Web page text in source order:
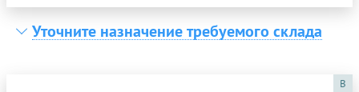
Уточните назначение требуемого склада
B